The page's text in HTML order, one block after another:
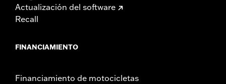
Actualización del software
Recall
FINANCIAMIENTO
Financiamiento de motocicletas